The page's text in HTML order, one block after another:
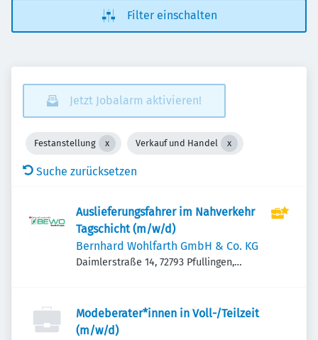
Filter einschalten
Jetzt Jobalarm aktivieren!
Festanstellung Verkauf und Handel
Suche zurücksetzen
Auslieferungsfahrer im Nahverkehr
Tagschicht (m/w/d)
Bernhard Wohlfarth GmbH & Co. KG
Daimlerstraße 14, 72793 Pfullingen,
Modeberater*innen in Voll-/Teilzeit
(m/w/d)